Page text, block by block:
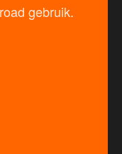
gebruik.